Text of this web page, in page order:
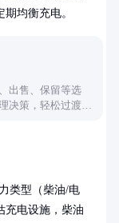
均衡充电。
出售、保留等选
决策，轻松过渡到
类型（柴油/电
充电设施，柴油